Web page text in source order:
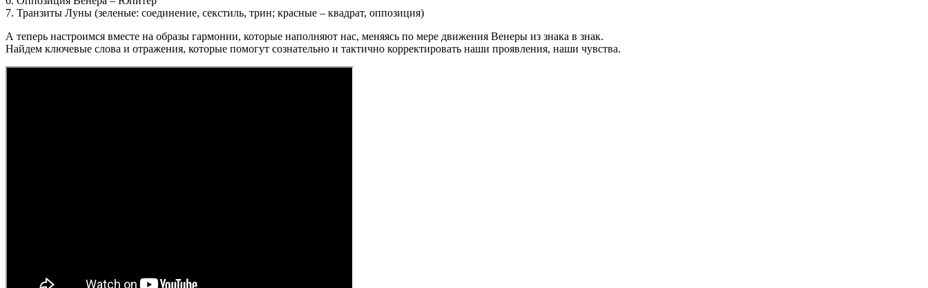
7. Транзиты Луны (зеленые: соединение, секстиль, трин; красные – квадрат, оппозиция)
А теперь настроимся вместе на образы гармонии, которые наполняют нас, меняясь по мере движения Венеры из знака в знак.
Найдем ключевые слова и отражения, которые помогут сознательно и тактично корректировать наши проявления, наши чувства.